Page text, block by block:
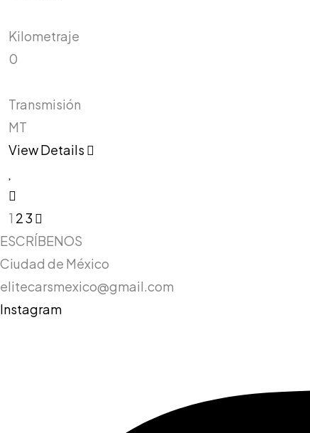
Kilometraje
0
Transmisión
MT
View Details
1 23
ESCRÍBENOS
Ciudad de México
elitecarsmexico@gmail.com
Instagram